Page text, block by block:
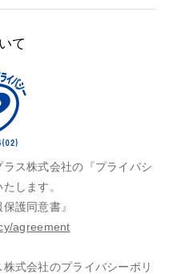
て
ス株式会社の『プライバシ
します。
護同意書』
agreement
式会社のプライバシーポリ